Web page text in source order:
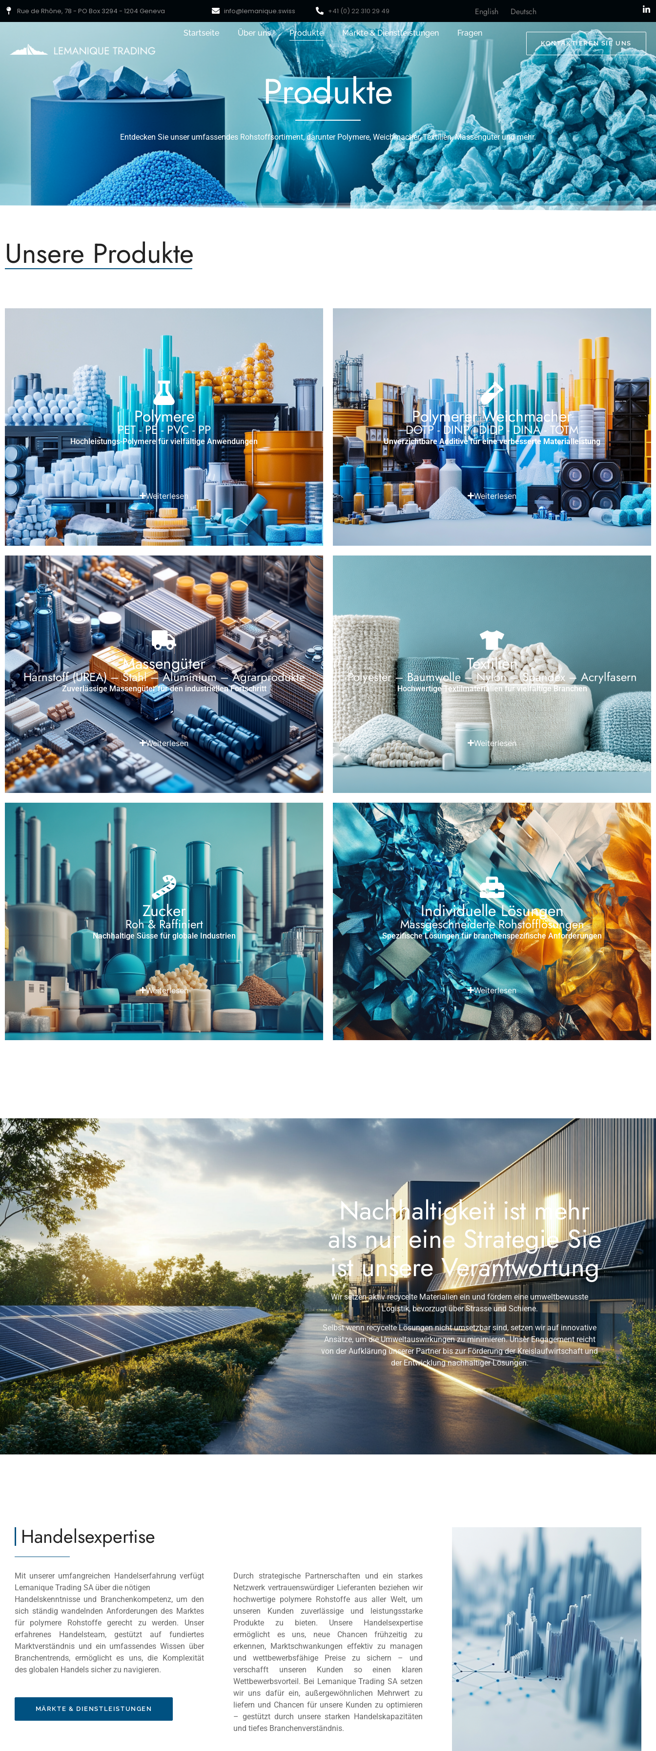
Rue de Rhône, 78 - PO Box 3294 - 1204 Geneva info@lemanique.swiss +41 (0) 22 310 29 49 English Deutsch
Startseite Über uns Produkte Märkte & Dienstleistungen Fragen
KONTAKTIEREN SIE UNS
Produkte Produkte
Entdecken Sie unser umfassendes Rohstoffsortiment, darunter Polymere, Weichmacher, Textilien, Massengüter und mehr.
Unsere Produkte
Polymere
PET - PE - PVC - PP
Hochleistungs-Polymere für vielfältige Anwendungen
Weiterlesen
Polymerer Weichmacher
DOTP - DINP - DIDP - DINA - TOTM
Unverzichtbare Additive für eine verbesserte Materialleistung
Weiterlesen
Massengüter
Harnstoff (UREA) – Stahl – Aluminium – Agrarprodukte
Zuverlässige Massengüter für den industriellen Fortschritt
Weiterlesen
Textilien
Polyester – Baumwolle – Nylon – Spandex – Acrylfasern
Hochwertige Textilmaterialien für vielfältige Branchen
Weiterlesen
Zucker
Roh & Raffiniert
Nachhaltige Süsse für globale Industrien
Weiterlesen
Individuelle Lösungen
Massgeschneiderte Rohstofflösungen
Spezifische Lösungen für branchenspezifische Anforderungen
Weiterlesen
Nachhaltigkeit ist mehr
als nur eine Strategie Sie
ist unsere Verantwortung
Wir setzen aktiv recycelte Materialien ein und fördern eine umweltbewusste
Logistik, bevorzugt über Strasse und Schiene.
Selbst wenn recycelte Lösungen nicht umsetzbar sind, setzen wir auf innovative
Ansätze, um die Umweltauswirkungen zu minimieren. Unser Engagement reicht
von der Aufklärung unserer Partner bis zur Förderung der Kreislaufwirtschaft und
der Entwicklung nachhaltiger Lösungen.
Handelsexpertise
Mit unserer umfangreichen Handelserfahrung verfügt
Lemanique Trading SA über die nötigen
Handelskenntnisse und Branchenkompetenz, um den
sich ständig wandelnden Anforderungen des Marktes
für polymere Rohstoffe gerecht zu werden. Unser
erfahrenes Handelsteam, gestützt auf fundiertes
Marktverständnis und ein umfassendes Wissen über
Branchentrends, ermöglicht es uns, die Komplexität
des globalen Handels sicher zu navigieren.
MÄRKTE & DIENSTLEISTUNGEN
Durch strategische Partnerschaften und ein starkes
Netzwerk vertrauenswürdiger Lieferanten beziehen wir
hochwertige polymere Rohstoffe aus aller Welt, um
unseren Kunden zuverlässige und leistungsstarke
Produkte zu bieten. Unsere Handelsexpertise
ermöglicht es uns, neue Chancen frühzeitig zu
erkennen, Marktschwankungen effektiv zu managen
und wettbewerbsfähige Preise zu sichern – und
verschafft unseren Kunden so einen klaren
Wettbewerbsvorteil. Bei Lemanique Trading SA setzen
wir uns dafür ein, außergewöhnlichen Mehrwert zu
liefern und Chancen für unsere Kunden zu optimieren
– gestützt durch unsere starken Handelskapazitäten
und tiefes Branchenverständnis.